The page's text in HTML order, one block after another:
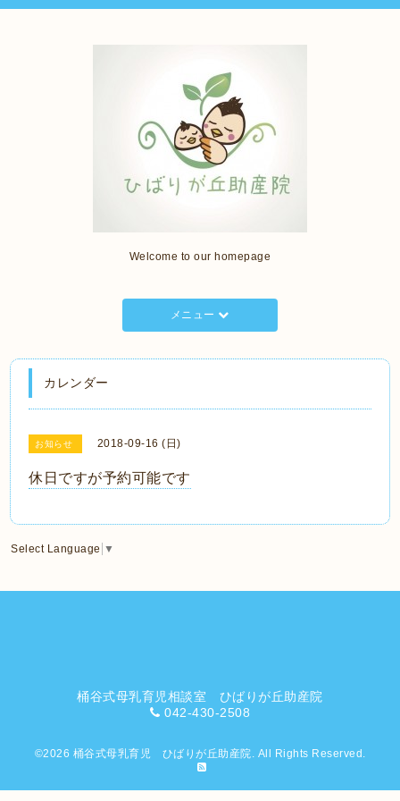
Welcome to our homepage
メニュー
カレンダー
お知らせ 2018-09-16 (日)
休日ですが予約可能です
Select Language ▼
桶谷式母乳育児相談室 ひばりが丘助産院
042-430-2508
©2026 桶谷式母乳育児 ひばりが丘助産院. All Rights Reserved.